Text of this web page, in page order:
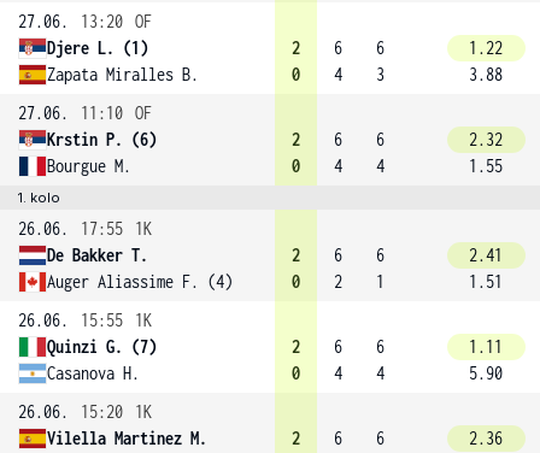
27.06.
13:20 OF
Djere L. (1)
Zapata Miralles B.
2
0
6
4
6
3
1.22
3.88
27.06.
11:10 OF
Krstin P. (6)
Bourgue M.
2
0
6
4
6
4
2.32
1.55
1. kolo
26.06. 17:55
1K
De Bakker T.
Auger Aliassime F. (4)
2
0
6
2
6
1
2.41
1.51
26.06.
15:55
1K
Quinzi G. (7)
Casanova H.
2
0
6
4
6
4
1.11
5.90
26.06.
15:20
1K
Vilella Martinez M.
2
6
6
2.36